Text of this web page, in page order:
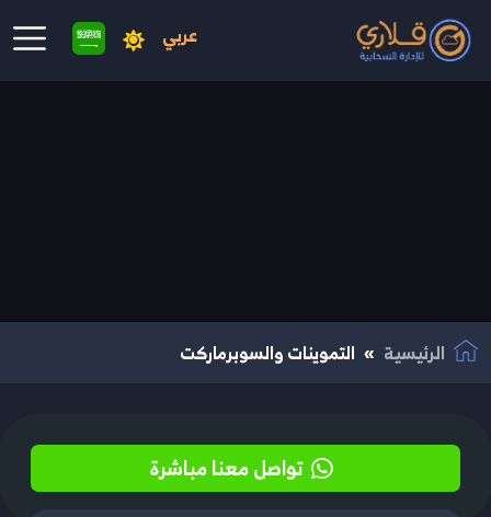
عربي
انتقال إلى المحتوى الرئيسي
الرئيسية التموينات والسوبرماركت
تواصل معنا مباشرة